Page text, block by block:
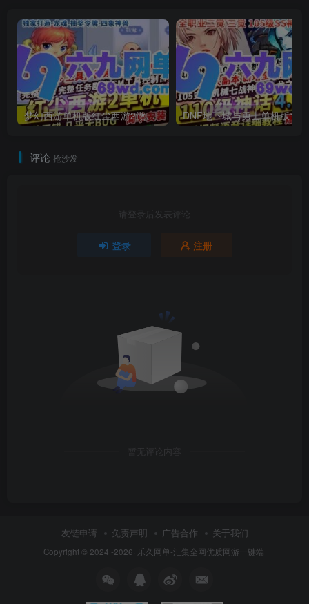
梦幻西游单机版红尘西游2微变独家打造龙魂抽奖令牌四象神兽
评论 抢沙发
请登录后发表评论
登录 注册
暂无评论内容
友链申请 免责声明 广告合作 关于我们
Copyright © 2024 -2026· 乐久网单-汇集全网优质网游一键端